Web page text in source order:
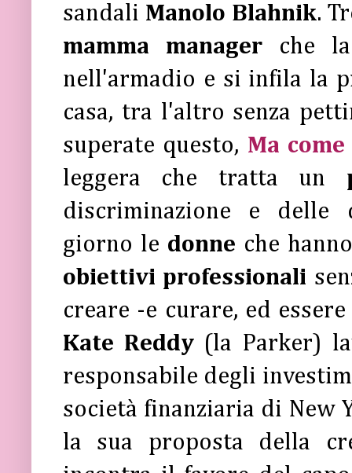
sandali Manolo Blahnik.
mamma manager che
nell'armadio e si infila la
casa, tra l'altro senza
superate questo, Ma
leggera che tratta un
discriminazione e delle
giorno le donne che
obiettivi professionali
creare -e curare, ed
Kate Reddy (la Parker)
responsabile degli
società finanziaria di New
la sua proposta della